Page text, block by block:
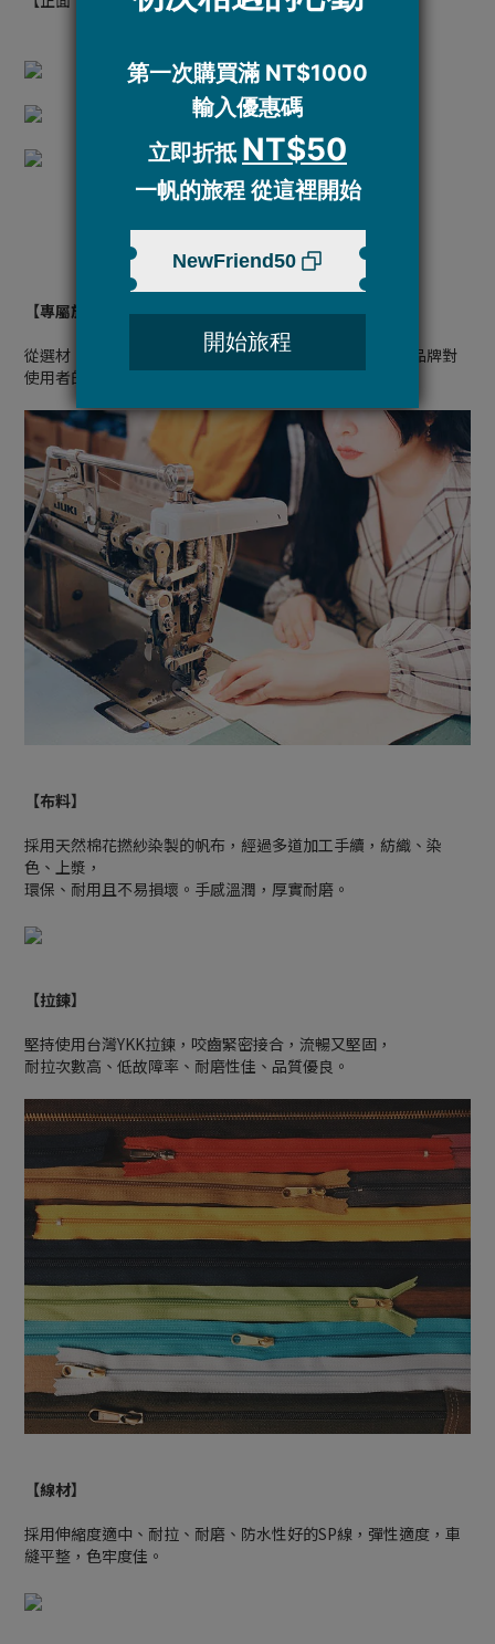
【專屬於帆布包的溫度】
從選材、車縫、五金、袋型及內袋配置，每個細節都來自品牌對
使用者的貼心，邀請你感受帆布包獨有的溫暖扎實。
【布料】
採用天然棉花撚紗染製的帆布，經過多道加工手續，紡織、染
色、上漿，
環保、耐用且不易損壞。手感溫潤，厚實耐磨。
【拉鍊】
堅持使用台灣YKK拉鍊，咬齒緊密接合，流暢又堅固，
耐拉次數高、低故障率、耐磨性佳、品質優良。
【線材】
採用伸縮度適中、耐拉、耐磨、防水性好的SP線，彈性適度，車
縫平整，色牢度佳。